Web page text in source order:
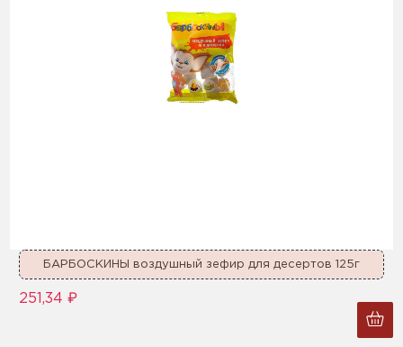
БАРБОСКИНЫ воздушный зефир для десертов 125г
251,34 ₽